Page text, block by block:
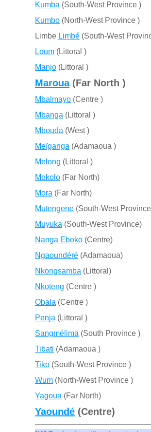
Kumba (South-West Province )
Kumbo (North-West Province )
Limbe Limbé (South-West
Loum (Littoral )
Manjo (Littoral )
Maroua(Far North )
Mbalmayo (Centre )
Mbanga (Littoral )
Mbouda (West )
Meïganga (Adamaoua )
Melong (Littoral )
Mokolo (Far North)
Mora (Far North)
Mutengene (South-West
Muyuka (South-West Province)
Nanga Eboko (Centre)
Ngaoundéré (Adamaoua)
Nkongsamba (Littoral)
Nkoteng (Centre )
Obala (Centre )
Penja (Littoral )
Sangmélima (South Province )
Tibati (Adamaoua )
Tiko (South-West Province )
Wum (North-West Province )
Yagoua (Far North)
Yaoundé (Centre)